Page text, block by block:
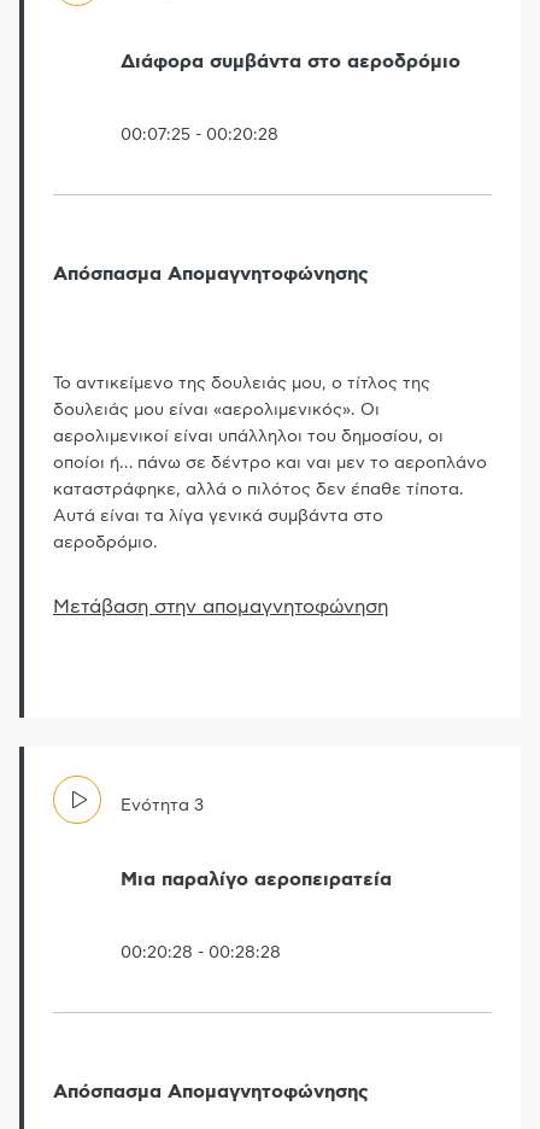
Διάφορα συμβάντα στο αεροδρόμιο
00:07:25 - 00:20:28
Απόσπασμα Απομαγνητοφώνησης
Το αντικείμενο της δουλειάς μου, ο τίτλος της
δουλειάς μου είναι «αερολιμενικός». Οι
αερολιμενικοί είναι υπάλληλοι του δημοσίου, οι
οποίοι ή… πάνω σε δέντρο και ναι μεν το αεροπλάνο
καταστράφηκε, αλλά ο πιλότος δεν έπαθε τίποτα.
Αυτά είναι τα λίγα γενικά συμβάντα στο
αεροδρόμιο.
Μετάβαση στην απομαγνητοφώνηση
Ενότητα 3
Μια παραλίγο αεροπειρατεία
00:20:28 - 00:28:28
Απόσπασμα Απομαγνητοφώνησης